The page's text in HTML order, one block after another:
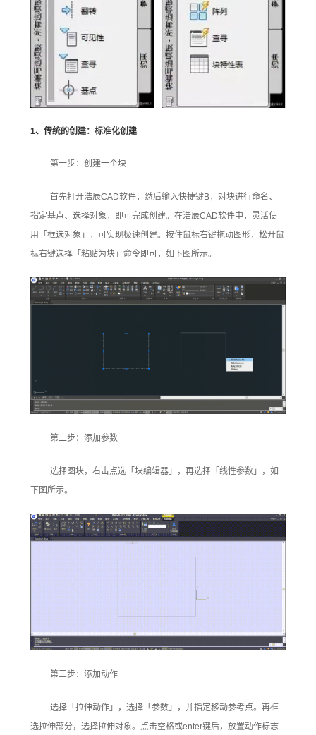
1、传统的创建：标准化创建
第一步：创建一个块
首先打开浩辰CAD软件，然后输入快捷键B，对块进行命名、
指定基点、选择对象，即可完成创建。在浩辰CAD软件中，灵活使
用「框选对象」，可实现极速创建。按住鼠标右键拖动图形，松开鼠
标右键选择「粘贴为块」命令即可，如下图所示。
第二步：添加参数
选择图块，右击点选「块编辑器」，再选择「线性参数」，如
下图所示。
第三步：添加动作
选择「拉伸动作」，选择「参数」，并指定移动参考点。再框
选拉伸部分，选择拉伸对象。点击空格或enter键后，放置动作标志